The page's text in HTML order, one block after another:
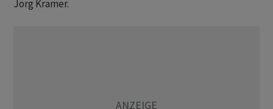
Jörg Krämer.